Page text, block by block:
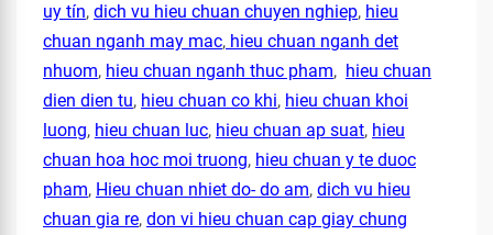
uy tín, dich vu hieu chuan chuyen nghiep, hieu
chuan nganh may mac, hieu chuan nganh det
nhuom, hieu chuan nganh thuc pham, hieu chuan
dien dien tu, hieu chuan co khi, hieu chuan khoi
luong, hieu chuan luc, hieu chuan ap suat, hieu
chuan hoa hoc moi truong, hieu chuan y te duoc
pham, Hieu chuan nhiet do- do am, dich vu hieu
chuan gia re, don vi hieu chuan cap giay chung